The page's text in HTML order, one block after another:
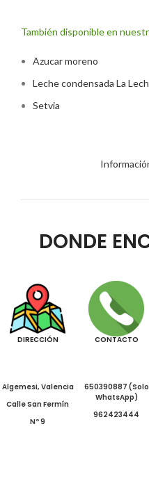
También disponible en
Azucar moreno
Leche condensada La
Setvia
DONDE
DIRECCIÓN
Algemesi, Valencia
Calle San Fermín
Nº 9
CONTACTO
650390887 (Solo
WhatsApp)
962423444